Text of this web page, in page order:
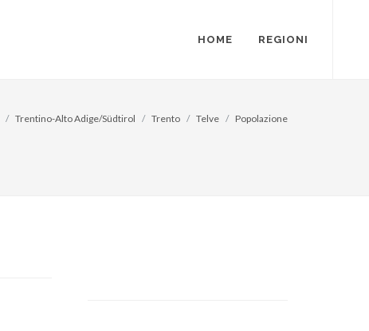
HOME REGIONI
Trentino-Alto Adige/Südtirol Trento Telve Popolazione